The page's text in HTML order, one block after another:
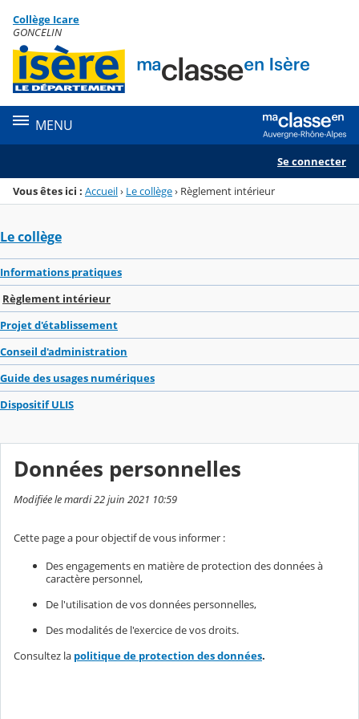
Menu de la rubrique
Contenu
Collège Icare
GONCELIN
MENU
Se connecter
Vous êtes ici : Accueil› Le collège› Règlement intérieur
Le collège
Informations pratiques
Règlement intérieur
Projet d'établissement
Conseil d'administration
Guide des usages numériques
Dispositif ULIS
Données personnelles
Modifiée le mardi 22 juin 2021 10:59
Cette page a pour objectif de vous informer :
Des engagements en matière de protection des données à
caractère personnel,
De l'utilisation de vos données personnelles,
Des modalités de l'exercice de vos droits.
Consultez la politique de protection des données.